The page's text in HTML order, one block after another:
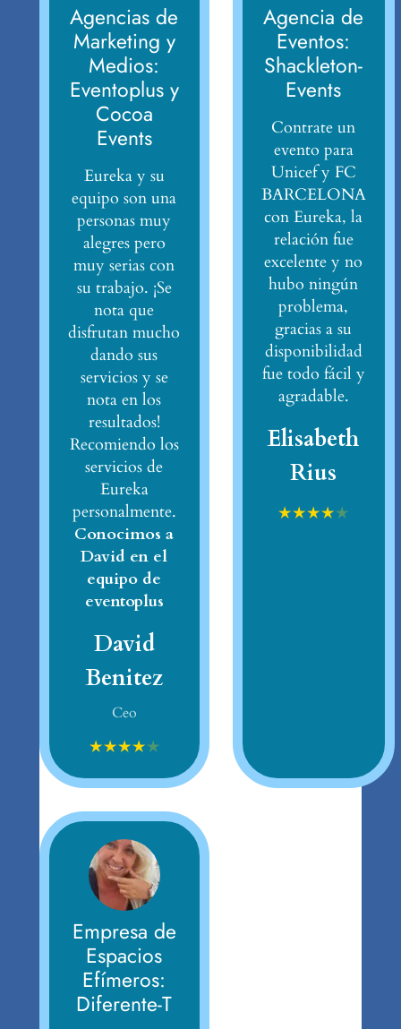
Agencias de
Marketing y
Medios:
Eventoplus y
Cocoa
Events
Eureka y su
equipo son una
personas muy
alegres pero
muy serias con
su trabajo. ¡Se
nota que
disfrutan mucho
dando sus
servicios y se
nota en los
resultados!
Recomiendo los
servicios de
Eureka
personalmente.
Conocimos a
David en el
equipo de
eventoplus
David
Benitez
Ceo
★★★★★
Agencia de
Eventos:
Shackleton-
Events
Contrate un
evento para
Unicef y FC
BARCELONA
con Eureka, la
relación fue
excelente y no
hubo ningún
problema,
gracias a su
disponibilidad
fue todo fácil y
agradable.
Elisabeth
Rius
★★★★★
Empresa de
Espacios
Efímeros:
Diferente-T